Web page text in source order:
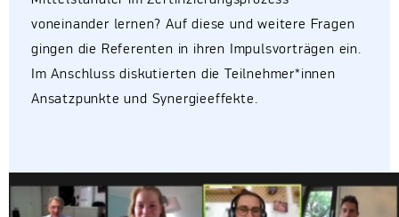
voneinander lernen? Auf diese und weitere Fragen
gingen die Referenten in ihren Impulsvorträgen ein.
Im Anschluss diskutierten die Teilnehmer*innen
Ansatzpunkte und Synergieeffekte.